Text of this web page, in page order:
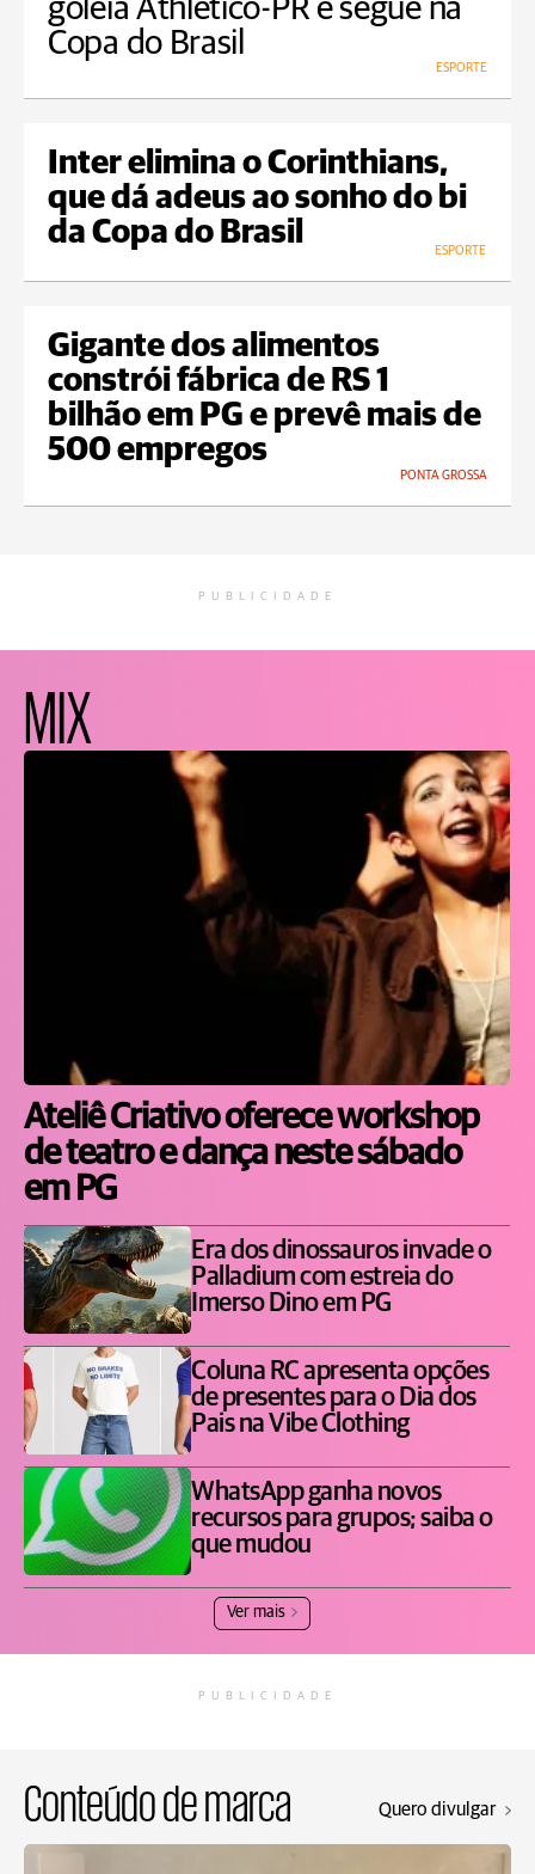
goleia Athletico-PR e segue na
Copa do Brasil
ESPORTE
Inter elimina o Corinthians,
que dá adeus ao sonho do bi
da Copa do Brasil
ESPORTE
Gigante dos alimentos
constrói fábrica de RS 1
bilhão em PG e prevê mais de
500 empregos
PONTA GROSSA
PUBLICIDADE
MIX
Ateliê Criativo oferece workshop
de teatro e dança neste sábado
em PG
Era dos dinossauros invade o
Palladium com estreia do
Imerso Dino em PG
Coluna RC apresenta opções
de presentes para o Dia dos
Pais na Vibe Clothing
WhatsApp ganha novos
recursos para grupos; saiba o
que mudou
Ver mais
PUBLICIDADE
Conteúdo de marca Quero divulgar